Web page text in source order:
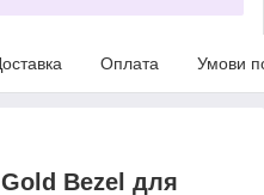
Оплата Умови
Bezel для